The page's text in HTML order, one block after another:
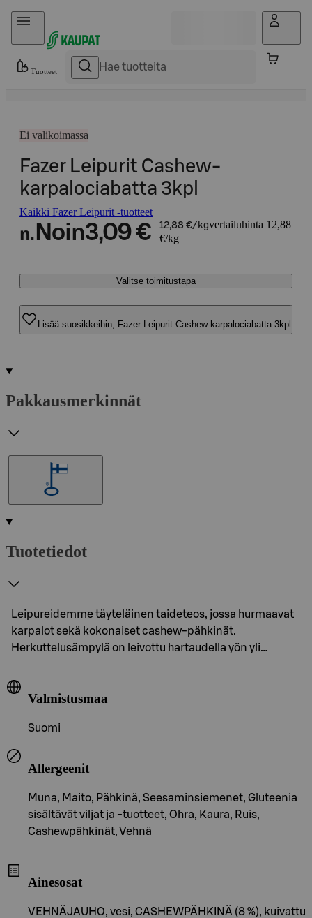
Hyppää sisältöön
Tuotteet
Ei valikoimassa
Fazer Leipurit Cashew-
karpalociabatta 3kpl
Kaikki Fazer Leipurit -tuotteet
n. Noin3,09 € 12,88 €/kgvertailuhinta 12,88
€/kg
Valitse toimitustapa
Lisää suosikkeihin, Fazer Leipurit Cashew-karpalociabatta 3kpl
Pakkausmerkinnät
Tuotetiedot
Leipureidemme täyteläinen taideteos, jossa hurmaavat
karpalot sekä kokonaiset cashew-pähkinät.
Herkuttelusämpylä on leivottu hartaudella yön yli…
Valmistusmaa
Suomi
Allergeenit
Muna, Maito, Pähkinä, Seesaminsiemenet, Gluteenia
sisältävät viljat ja -tuotteet, Ohra, Kaura, Ruis,
Cashewpähkinät, Vehnä
Ainesosat
VEHNÄJAUHO, vesi, CASHEWPÄHKINÄ (8 %), kuivattu